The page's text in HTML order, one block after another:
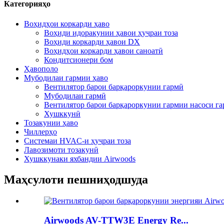
Категорияҳо
Воҳидҳои коркарди ҳаво
Воҳиди идоракунии ҳавои ҳуҷраи тоза
Воҳиди коркарди ҳавои DX
Воҳидҳои коркарди ҳавои саноатӣ
Кондитсионери бом
Ҳавополо
Мубодилаи гармии ҳаво
Вентилятор барои барқароркунии гармӣ
Мубодилаи гармӣ
Вентилятор барои барқароркунии гармии насоси
Хушккунӣ
Тозакунии ҳаво
Чиллерҳо
Системаи HVAC-и ҳуҷраи тоза
Лавозимоти тозакунӣ
Хушккунаки яхбандии Airwoods
Маҳсулоти пешниҳодшуда
Airwoods AV-TTW3E Energy Re...